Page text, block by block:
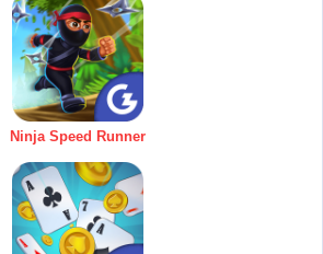
Ninja Speed Runner